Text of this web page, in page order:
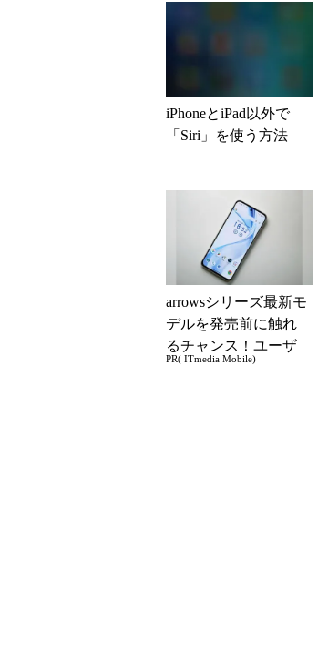
iPhoneとiPad以外で
「Siri」を使う方法
arrowsシリーズ最新モ
デルを発売前に触れ
るチャンス！ユーザ
ー座談会開催
PR( ITmedia Mobile)